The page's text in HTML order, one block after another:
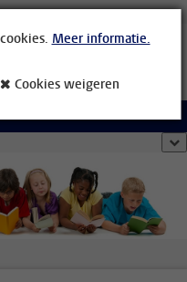
Meer informatie.
Cookies weigeren